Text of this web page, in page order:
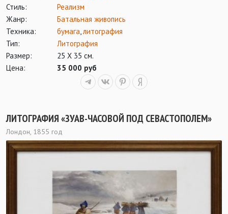
Стиль:
Реализм
Жанр:
Батальная живопись
Техника:
бумага литография
Тип:
Литография
Размер:
25 X 35 см.
Цена:
35 000 руб
ЛИТОГРАФИЯ «ЗУАВ-ЧАСОВОЙ ПОД СЕВАСТОПОЛЕМ»
Лондон, 1855 год